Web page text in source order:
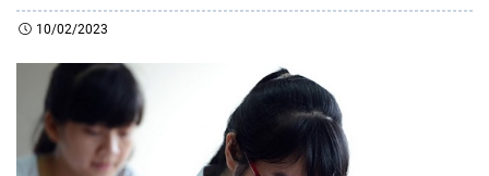
10/02/2023